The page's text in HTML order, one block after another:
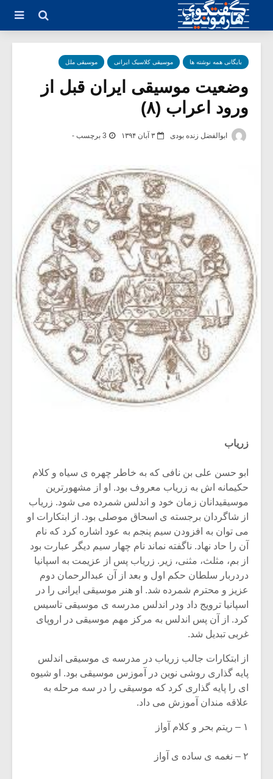
بایگانی همه نوشته ها موسیقی کلاسیک ایرانی موسیقی ملل
وضعیت موسیقی ایران قبل از
ورود اعراب (۸)
ابوالفضل زنده بودی ۳ آبان ۱۳۹۴ 3 برچسب -
زریاب
ابو حسن علی بن نافی که به خاطر چهره ی سیاه و کلام
حکیمانه اش به زریاب معروف بود. او از مشهورترین
موسیقیدانان زمان خود و اندلس شمرده می شود. زریاب
از شاگردان برجسته ی اسحاق موصلی بود. از ابتکارات او
می توان به افزودن سیم پنجم به عود اشاره کرد که نام
آن را حاد نهاد. ناگفته نماند نام چهار سیم دیگر عبارت بود
از بم، مثلث، مثنی، زیر. زریاب پس از عزیمت به اسپانیا
دردربار سلطان حکم اول و بعد از آن عبدالرحمان دوم
عزیز و محترم شمرده شد. او هنر موسیقی ایرانی را در
اسپانیا ترویج داد ودر اندلس مدرسه ی موسیقی تاسیس
کرد. از آن پس اندلس به مرکز مهم موسیقی در اروپای
غربی تبدیل شد.
از ابتکارات جالب زریاب در مدرسه ی موسیقی اندلس
پایه گذاری روشی نوین در آموزس موسیقی بود. او شیوه
ای را پایه گذاری کرد که موسیقی را در سه مرحله به
علاقه مندان آموزش می داد.
۱ – ریتم بحر و کلام آواز
۲ – نغمه ی ساده ی آواز